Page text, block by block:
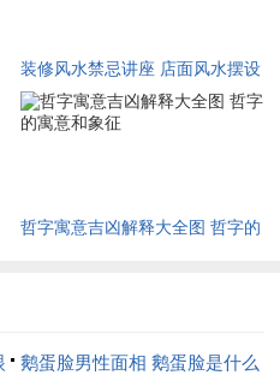
一时冲动而做出伤害自身利益的
装修风水禁忌讲座 店面风水摆设
哲字寓意吉凶解释大全图 哲字的
鹅蛋脸男性面相 鹅蛋脸是什么